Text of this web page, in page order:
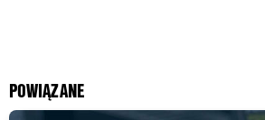
POWIĄZANE